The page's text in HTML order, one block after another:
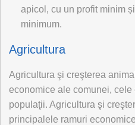
apicol, cu un profit minim
minimum.
Agricultura
Agricultura şi creşterea
economice ale comunei,
populaţii. Agricultura şi
principalele ramuri